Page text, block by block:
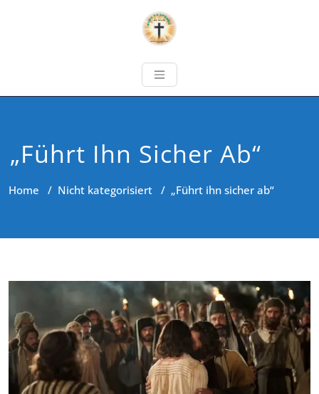
„Führt Ihn Sicher Ab“
Home / Nicht kategorisiert / „Führt ihn sicher ab“